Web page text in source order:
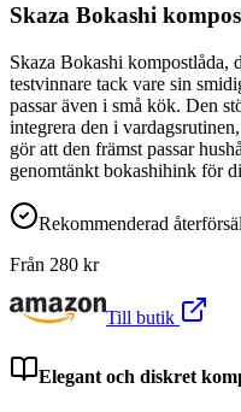
Skaza Bokashi
Skaza Bokashi kompostlåda,
testvinnare tack vare sin
passar även i små kök. Den
integrera den i
gör att den främst passar
genomtänkt bokashihink för
Rekommenderad
Från 280 kr
Till butik
Elegant och diskret